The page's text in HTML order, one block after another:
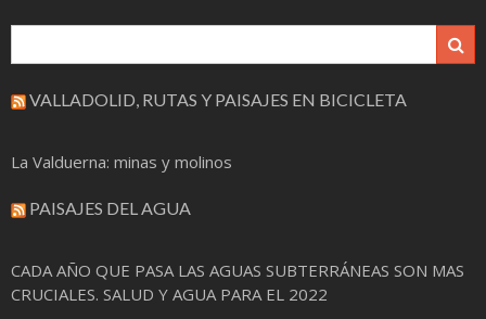
VALLADOLID, RUTAS Y PAISAJES EN BICICLETA
La Valduerna: minas y molinos
PAISAJES DEL AGUA
CADA AÑO QUE PASA LAS AGUAS SUBTERRÁNEAS SON MAS
CRUCIALES. SALUD Y AGUA PARA EL 2022